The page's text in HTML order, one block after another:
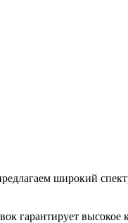
широкий
гарантирует высокое